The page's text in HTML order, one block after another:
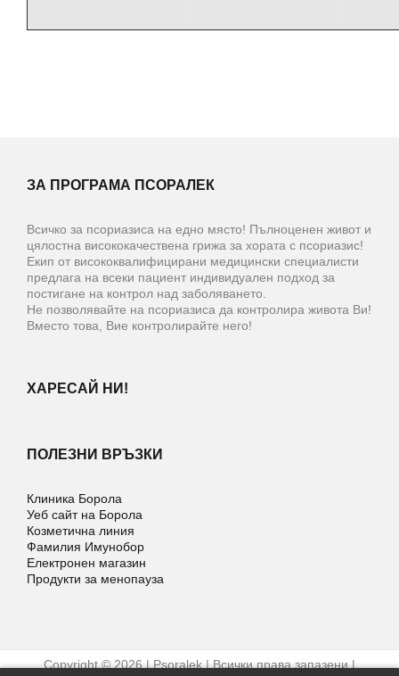
ЗА ПРОГРАМА ПСОРАЛЕК
Всичко за псориазиса на едно място! Пълноценен живот и
цялостна висококачествена грижа за хората с псориазис!
Екип от висококвалифицирани медицински специалисти
предлага на всеки пациент индивидуален подход за
постигане на контрол над заболяването.
Не позволявайте на псориазиса да контролира живота Ви!
Вместо това, Вие контролирайте него!
ХАРЕСАЙ НИ!
ПОЛЕЗНИ ВРЪЗКИ
Клиника Борола
Уеб сайт на Борола
Козметична линия
Фамилия Имунобор
Електронен магазин
Продукти за менопауза
Copyright © 2026 | Psoralek | Всички права запазени |